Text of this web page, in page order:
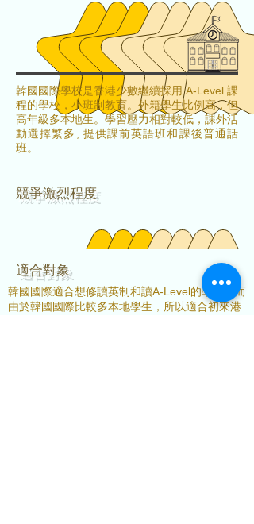
韓國國際學校是香港少數繼續採用 A-Level 課
程的學校，小班制教育。外籍學生比例高，但
高年級多本地生。學習壓力相對較低，課外活
動選擇繁多, 提供課前英語班和課後普通話
班。
​競爭激烈程度
​適合對象
韓國國際適合想修讀英制和讀A-Level的學生。而
由於韓國國際比較多本地學生，所以適合初來港